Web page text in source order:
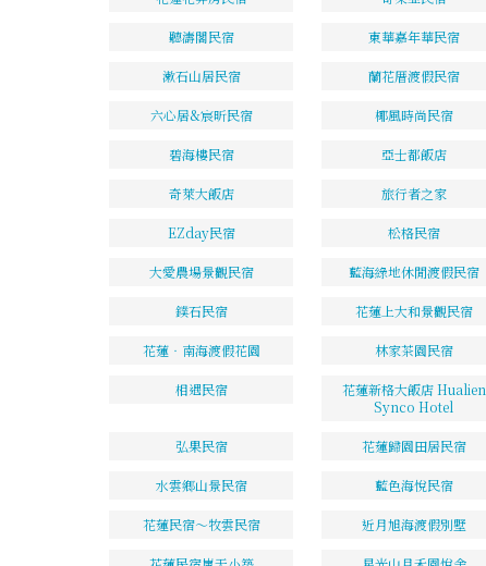
聽濤閣民宿 東華嘉年華民宿
漱石山居民宿 蘭花厝渡假民宿
六心居&宸昕民宿 椰風時尚民宿
碧海樓民宿 亞士都飯店
奇萊大飯店 旅行者之家
EZday民宿 松格民宿
大愛農場景觀民宿 藍海綠地休閒渡假民宿
鏷石民宿 花蓮上大和景觀民宿
花蓮‧南海渡假花園 林家茶園民宿
相遇民宿
花蓮新格大飯店 Hualien
Synco Hotel
弘果民宿 花蓮歸園田居民宿
水雲鄉山景民宿 藍色海悅民宿
花蓮民宿～牧雲民宿 近月旭海渡假別墅